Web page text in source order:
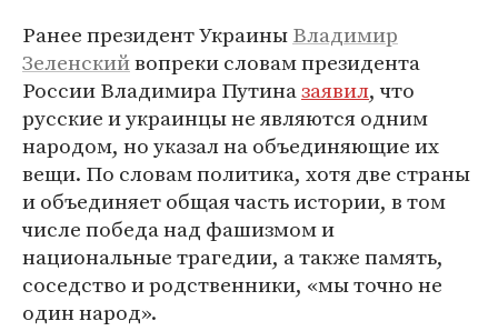
Ранее президент УкраиныВладимир
Зеленскийвопреки словам президента
России Владимира Путиназаявил, что
русские и украинцы не являются одним
народом, но указал на объединяющие их
вещи. По словам политика, хотя две страны
и объединяет общая часть истории, в том
числе победа над фашизмом и
национальные трагедии, а также память,
соседство и родственники, «мы точно не
один народ».